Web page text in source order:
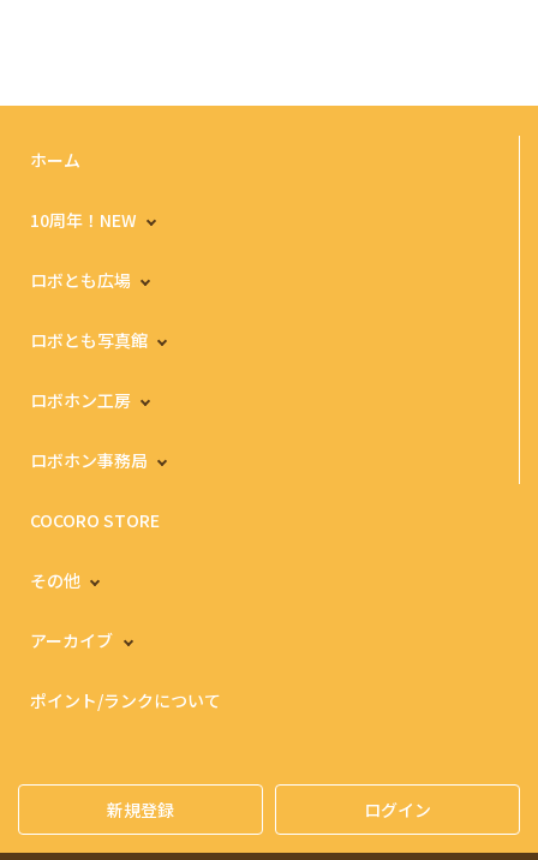
ホーム
10周年！NEW
ロボとも広場
ロボとも写真館
ロボホン工房
ロボホン事務局
COCORO STORE
その他
アーカイブ
ポイント/ランクについて
新規登録 ログイン